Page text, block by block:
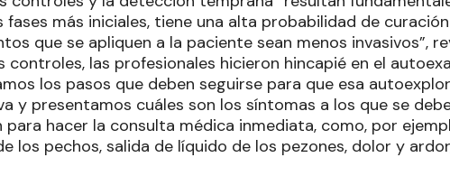
más iniciales, tiene una alta probabilidad de
que se apliquen a la paciente sean menos invasivos”,
controles, las profesionales hicieron hincapié en el
los pasos que deben seguirse para que esa
y presentamos cuáles son los síntomas a los que se
hacer la consulta médica inmediata, como, por
los pechos, salida de líquido de los pezones, dolor y